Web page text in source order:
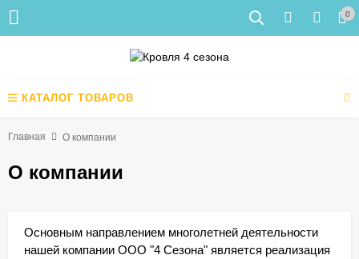
0
КАТАЛОГ ТОВАРОВ
Главная О компании
О компании
Основным направлением многолетней деятельности
нашей компании ООО "4 Сезона" является реализация